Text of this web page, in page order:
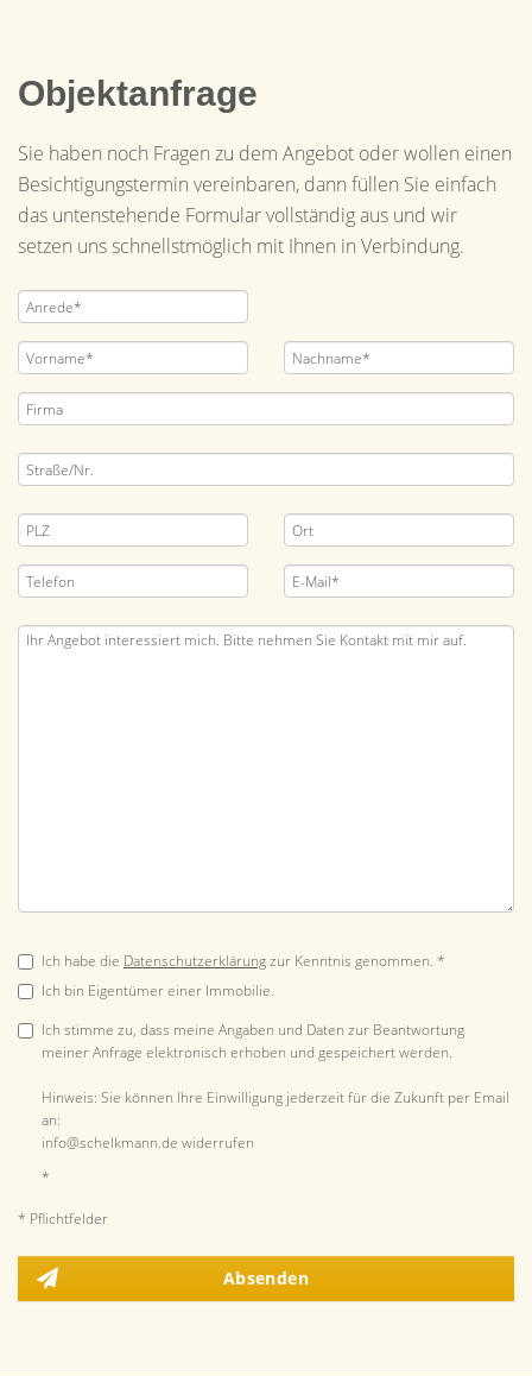
Objektanfrage
Sie haben noch Fragen zu dem Angebot oder wollen einen
Besichtigungstermin vereinbaren, dann füllen Sie einfach
das untenstehende Formular vollständig aus und wir
setzen uns schnellstmöglich mit Ihnen in Verbindung.
Ich habe die Datenschutzerklärungzur Kenntnis genommen. *
Ich bin Eigentümer einer Immobilie.
Ich stimme zu, dass meine Angaben und Daten zur Beantwortung
meiner Anfrage elektronisch erhoben und gespeichert werden.
Hinweis: Sie können Ihre Einwilligung jederzeit für die Zukunft per Email
an:
info@schelkmann.de widerrufen
*
* Pflichtfelder
Absenden